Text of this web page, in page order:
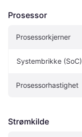
Prosessor
Prosessorkjerner
Systembrikke (SoC)
Prosessorhastighet
Strømkilde